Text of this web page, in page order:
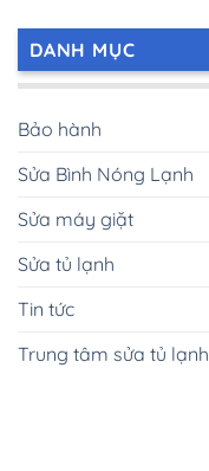
DANH MỤC
Bảo hành
Sửa Bình Nóng Lạnh
Sửa máy giặt
Sửa tủ lạnh
Tin tức
Trung tâm sửa tủ lạnh